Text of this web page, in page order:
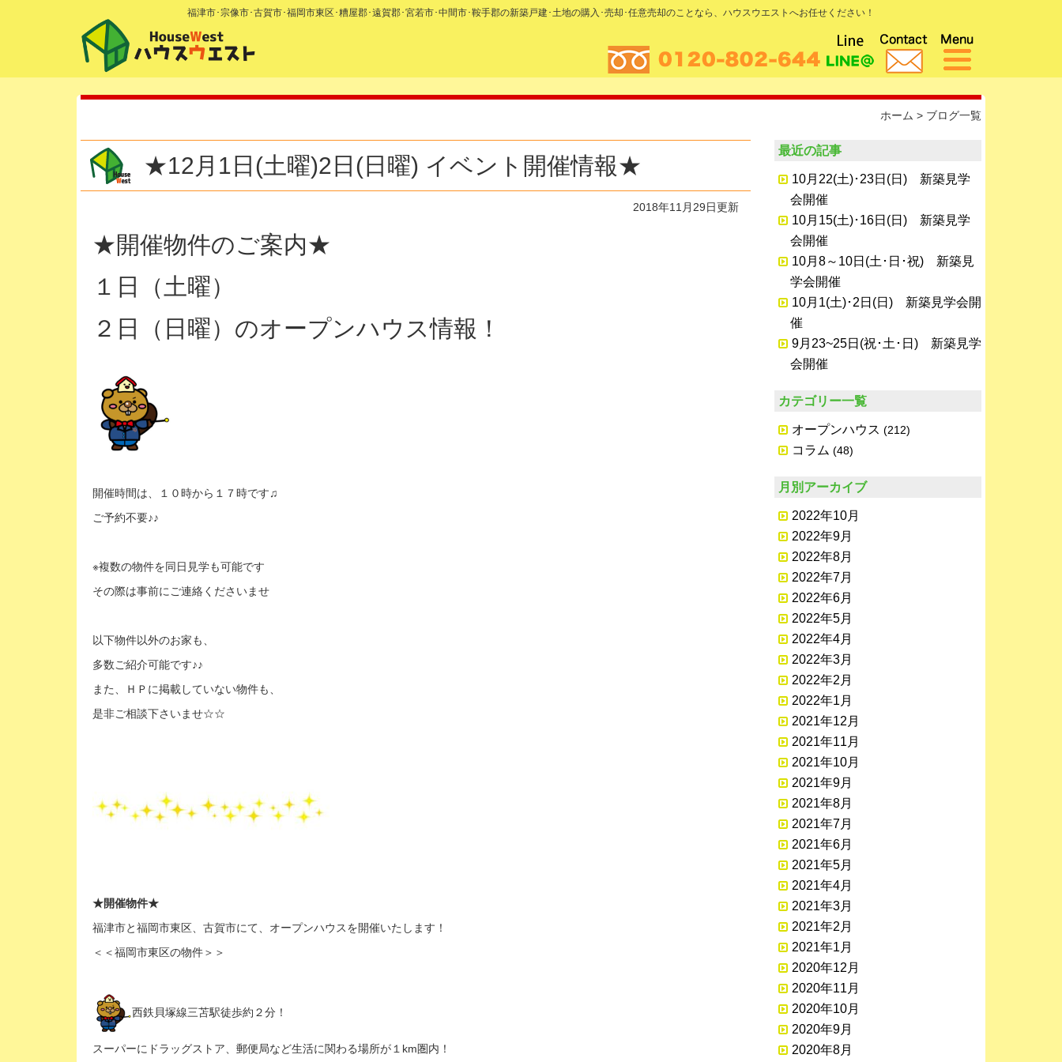
福津市･宗像市･古賀市･福岡市東区･糟屋郡･遠賀郡･宮若市･中間市･鞍手郡の新築戸建･土地の購入･売却･任意売却のことなら、ハウスウエストへお任せください！
ホーム > ブログ一覧
★12月1日(土曜)2日(日曜) イベント開催情報★
2018年11月29日更新
★開催物件のご案内★
１日（土曜）
２日（日曜）のオープンハウス情報！
開催時間は、１０時から１７時です♫
ご予約不要♪♪
※複数の物件を同日見学も可能です
その際は事前にご連絡くださいませ
以下物件以外のお家も、
多数ご紹介可能です♪♪
また、ＨＰに掲載していない物件も、
是非ご相談下さいませ☆☆
★開催物件★
福津市と福岡市東区、古賀市にて、オープンハウスを開催いたします！
＜＜福岡市東区の物件＞＞
西鉄貝塚線三苫駅徒歩約２分！
スーパーにドラッグストア、郵便局など生活に関わる場所が１km圏内！
最近の記事
10月22(土)･23日(日) 新築見学
会開催
10月15(土)･16日(日) 新築見学
会開催
10月8～10日(土･日･祝) 新築見
学会開催
10月1(土)･2日(日) 新築見学会開
催
9月23~25日(祝･土･日) 新築見学
会開催
カテゴリー一覧
オープンハウス (212)
コラム (48)
月別アーカイブ
2022年10月
2022年9月
2022年8月
2022年7月
2022年6月
2022年5月
2022年4月
2022年3月
2022年2月
2022年1月
2021年12月
2021年11月
2021年10月
2021年9月
2021年8月
2021年7月
2021年6月
2021年5月
2021年4月
2021年3月
2021年2月
2021年1月
2020年12月
2020年11月
2020年10月
2020年9月
2020年8月